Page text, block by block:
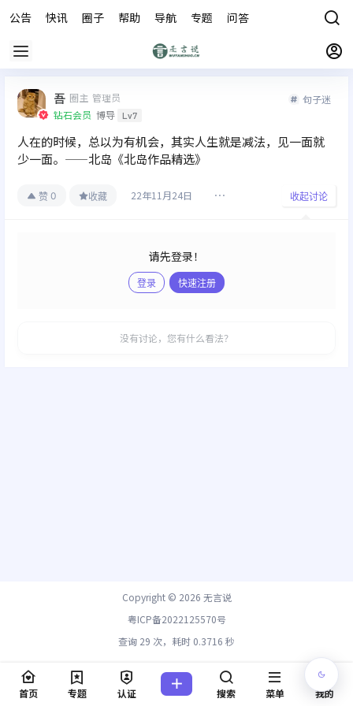
公告 快讯 圈子 帮助 导航 专题 问答
吾 圈主 管理员
钻石会员 博导 Lv7
句子迷
人在的时候，总以为有机会，其实人生就是减法，见一面就
少一面。——北岛《北岛作品精选》
赞 0 收藏 22年11月24日 收起讨论
请先登录！
登录 快速注册
没有讨论，您有什么看法？
Copyright © 2026 无言说
粤ICP备2022125570号
查询 29 次，耗时 0.3716 秒
首页 专题 认证 搜索 菜单 我的